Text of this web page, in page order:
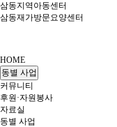
삼동지역아동센터
삼동재가방문요양센터
HOME
동별 사업
커뮤니티
후원·자원봉사
자료실
동별 사업